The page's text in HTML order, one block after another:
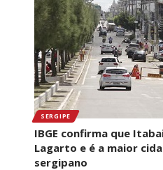
SERGIPE
IBGE confirma que
Lagarto e é a maior
sergipano